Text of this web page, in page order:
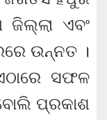
ଏବଂ
ଉନ୍ନତ ।
ସଫଳ
ପ୍ରକାଶ